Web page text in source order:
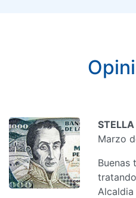
Marzo
Buenas